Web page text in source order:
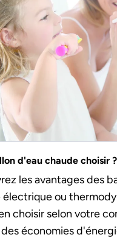
d'eau chaude choisir ?
les avantages des
électrique ou
choisir selon votre
économies